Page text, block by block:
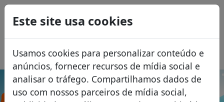
Este site usa cookies
Usamos cookies para personalizar conteúdo e
anúncios, fornecer recursos de mídia social e
analisar o tráfego. Compartilhamos dados de
uso com nossos parceiros de mídia social,
Domínios
USD
EUR
GBP
Español
Français
Italiano
.report Pesquisar